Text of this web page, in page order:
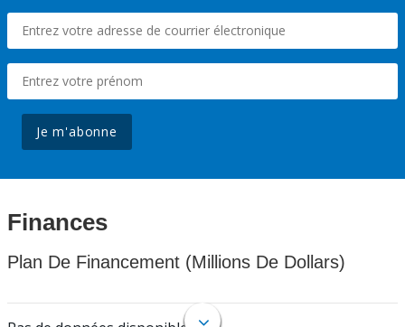
Je m'abonne
Finances
Plan De Financement (Millions De Dollars)